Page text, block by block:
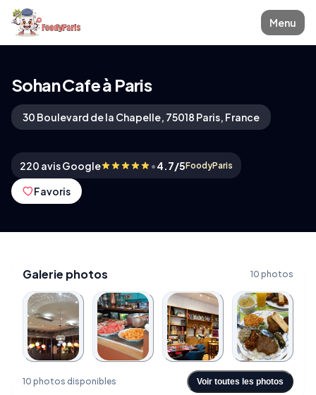
Menu
Sohan Cafe à Paris
30 Boulevard de la Chapelle, 75018 Paris, France
220 avis Google •4.7/5FoodyParis
Favoris
Galerie photos 10 photos
+6
10 photos disponibles Voir toutes les photos